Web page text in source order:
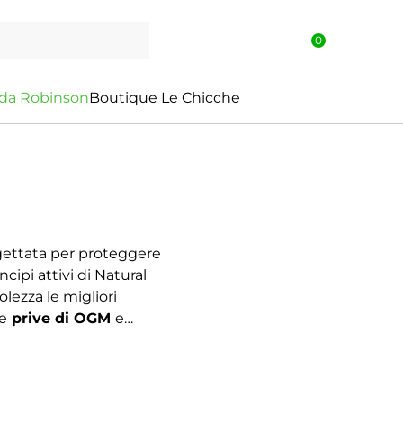
0
a RobinsonBoutique Le Chicche
per proteggere
attivi di Natural
le migliori
prive di OGMe